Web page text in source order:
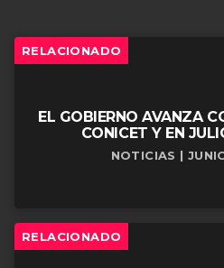
RELACIONADO
EL GOBIERNO AVANZA
CONICET Y EN
NOTICIAS |
RELACIONADO